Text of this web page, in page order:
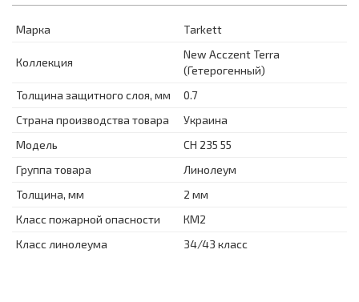
Марка Tarkett
Коллекция
New Acczent Terra
(Гетерогенный)
Толщина защитного слоя, мм
0.7
Страна производства товара
Украина
Модель
CH 235 55
Группа товара
Линолеум
Толщина, мм
2 мм
Класс пожарной опасности
КМ2
Класс линолеума
34/43 класс